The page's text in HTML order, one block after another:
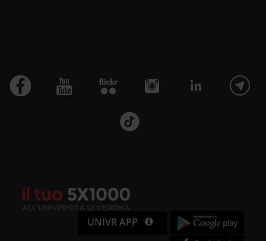
UNIVR APP